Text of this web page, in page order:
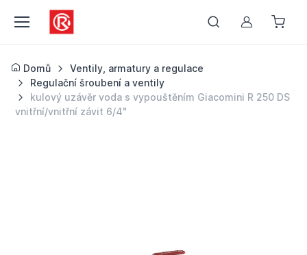
Můj účet
Domů
Ventily, armatury a regulace
Regulační šroubení a ventily
kulový uzávěr voda s vypouštěním Giacomini R 250 DS
vnitřní/vnitřní závit 6/4"